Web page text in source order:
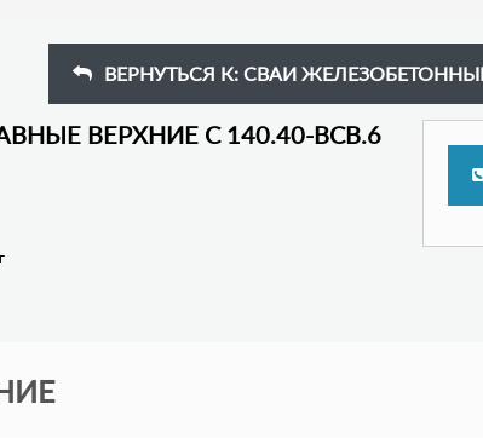
ВЕРНУТЬСЯ К: СВАИ
ВЕРХНИЕ С 140.40-ВСВ.6